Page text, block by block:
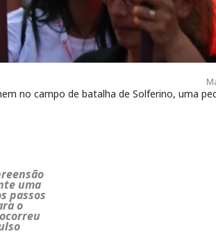
no campo de batalha de Solferino, uma
uma
passos
o